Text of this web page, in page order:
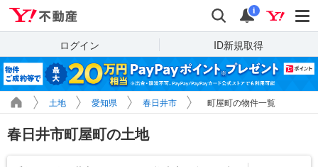
検索 通知
i
ログイン ID新規取得
土地 愛知県 春日井市 町屋町の物件一覧
春日井市町屋町の土地